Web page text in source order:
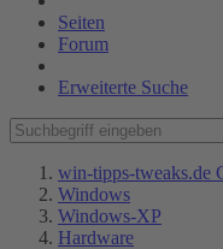
Seiten
Forum
Erweiterte Suche
win-tipps-tweaks.de
Windows
Windows-XP
Hardware